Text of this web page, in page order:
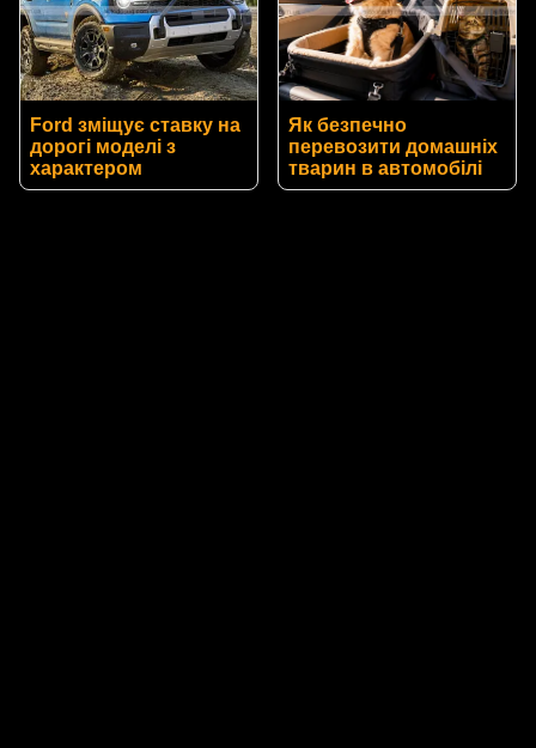
Ford зміщує ставку на
дорогі моделі з
характером
Як безпечно
перевозити домашніх
тварин в автомобілі